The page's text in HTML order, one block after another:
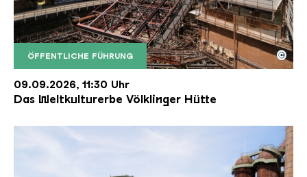
ÖFFENTLICHE FÜHRUNG
Der Erzschrägaufzug der Völklinger Hütte mit
Copyright: Weltkulturerbe Völklinger Hütte | Karl
©
09.09.2026, 11:30 Uhr
Das Weltkulturerbe Völklinger Hütte